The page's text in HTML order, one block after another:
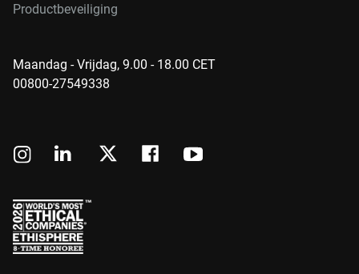
Productbeveiliging
Maandag - Vrijdag, 9.00 - 18.00 CET
00800-27549338